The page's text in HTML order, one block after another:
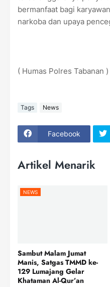
bermanfaat bagi
narkoba dan upaya
( Humas Polres Tabanan )
Tags News
Facebook
Artikel Menarik
NEWS
Sambut Malam Jumat
Manis, Satgas TMMD ke-
129 Lumajang Gelar
Khataman Al-Qur’an